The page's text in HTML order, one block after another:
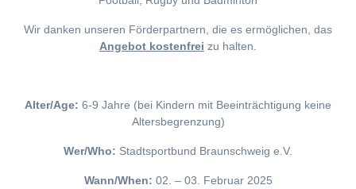
Wir danken unseren Förderpartnern, die es ermöglichen, das
Angebot kostenfrei zu halten.
Alter/Age: 6-9 Jahre (bei Kindern mit Beeinträchtigung keine
Altersbegrenzung)
Wer/Who: Stadtsportbund Braunschweig e.V.
Wann/When: 02. – 03. Februar 2025